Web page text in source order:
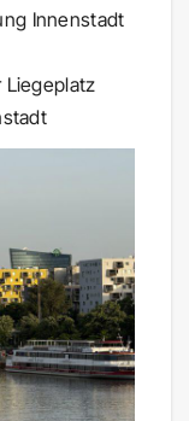
Innenstadt
Liegeplatz